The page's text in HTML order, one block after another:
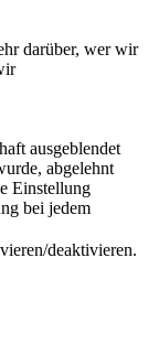
darüber, wer wir
ausgeblendet
abgelehnt
Einstellung
bei jedem
deaktivieren.